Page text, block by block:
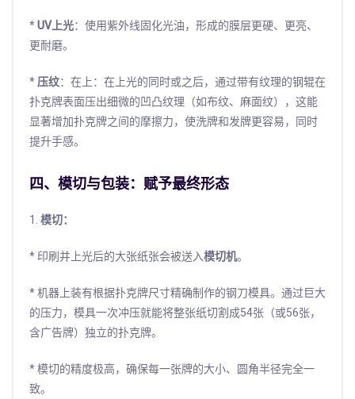
*UV上光：使用紫外线固化光油，形成的膜层更硬、更亮、
更耐磨。
*压纹：在上：在上光的同时或之后，通过带有纹理的钢辊在
扑克牌表面压出细微的凹凸纹理（如布纹、麻面纹），这能
显著增加扑克牌之间的摩擦力，使洗牌和发牌更容易，同时
提升手感。
四、模切与包装：赋予最终形态
1.模切：
* 印刷并上光后的大张纸张会被送入模切机。
* 机器上装有根据扑克牌尺寸精确制作的钢刀模具。通过巨大
的压力，模具一次冲压就能将整张纸切割成54张（或56张，
含广告牌）独立的扑克牌。
* 模切的精度极高，确保每一张牌的大小、圆角半径完全一
致。